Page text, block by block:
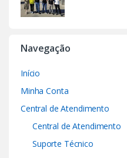
Navegação
Início
Minha Conta
Central de Atendimento
Central de Atendimento
Suporte Técnico